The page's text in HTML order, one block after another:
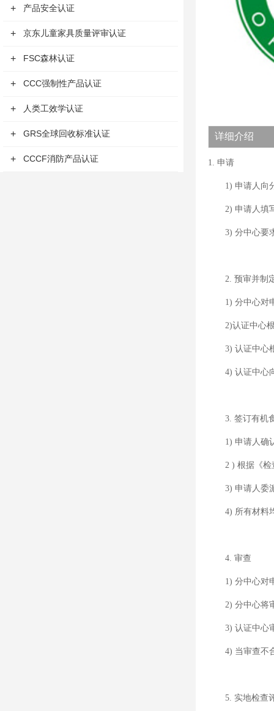
+ 产品安全认证
+ 京东儿童家具质量评审认证
+ FSC森林认证
+ CCC强制性产品认证
+ 人类工效学认证
+ GRS全球回收标准认证
+ CCCF消防产品认证
详细介绍
1. 申请
1) 申请人向分
2) 申请人填写
3) 分中心要求
2. 预审并制定
1) 分中心对申
2)认证中心根
3) 认证中心根
4) 认证中心向
3. 签订有机食
1) 申请人确认
2 ) 根据《检查
3) 申请人委派
4) 所有材料均
4. 审查
1) 分中心对申
2) 分中心将审
3) 认证中心审
4) 当审查不合
5. 实地检查